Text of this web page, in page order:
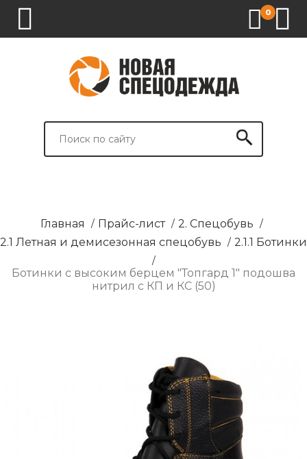
0
СПЕЦОДЕЖДА
СПЕЦОБУВЬ
СРЕДСТВА
ВСПОМОГАТЕЛЬНЫЕ
БРЕНДИРОВАНИЕ
Главная / Прайс-лист / 2. Спецобувь /
2.1 Летная и демисезонная спецобувь / 2.1.1 Ботинки
/
Ботинки с высоким берцем "Топгард 1" подошва
нитрил с КП и КС (50)